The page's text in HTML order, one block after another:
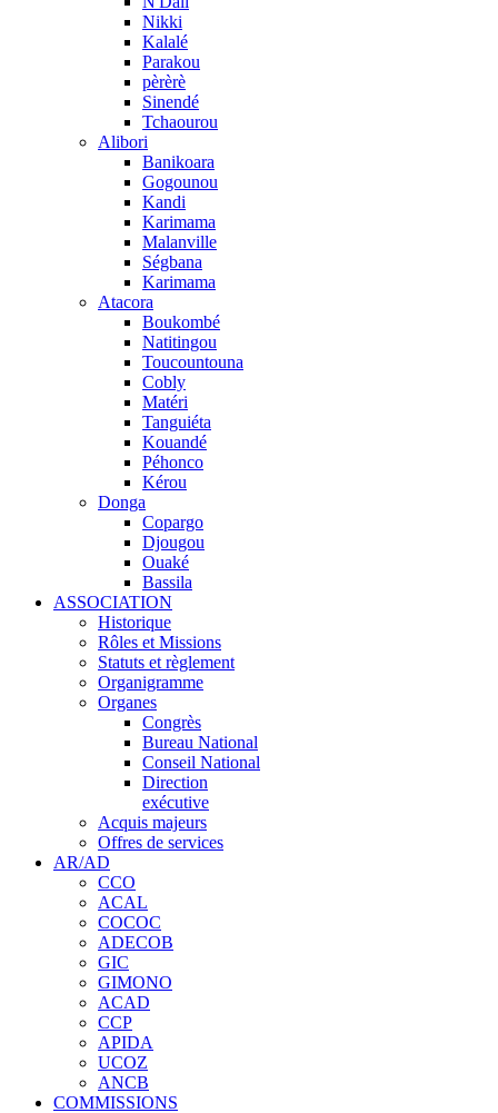
Nikki
Kalalé
Parakou
pèrèrè
Sinendé
Tchaourou
Alibori
Banikoara
Gogounou
Kandi
Karimama
Malanville
Ségbana
Karimama
Atacora
Boukombé
Natitingou
Toucountouna
Cobly
Matéri
Tanguiéta
Kouandé
Péhonco
Kérou
Donga
Copargo
Djougou
Ouaké
Bassila
ASSOCIATION
Historique
Rôles et Missions
Statuts et règlement
Organigramme
Organes
Congrès
Bureau National
Conseil National
Direction
exécutive
Acquis majeurs
Offres de services
AR/AD
CCO
ACAL
COCOC
ADECOB
GIC
GIMONO
ACAD
CCP
APIDA
UCOZ
ANCB
COMMISSIONS